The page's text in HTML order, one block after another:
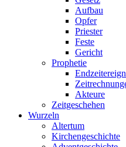
Aufbau
Opfer
Priester
Feste
Gericht
Prophetie
Akteure
Zeitgeschehen
Wurzeln
Altertum
Kirchengeschichte